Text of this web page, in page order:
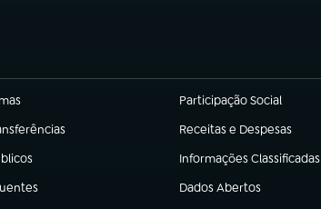
Participação Social
(abre em nova aba)
Receitas e Despesas
(abre em nova aba)
Informações Classificadas
(abre em nova aba)
Dados Abertos
(abre em nova aba)